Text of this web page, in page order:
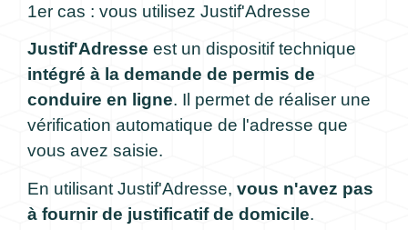
1er cas : vous utilisez Justif'Adresse
Justif'Adresse est un dispositif technique
intégré à la demande de permis de
conduire en ligne. Il permet de réaliser une
vérification automatique de l'adresse que
vous avez saisie.
En utilisant Justif'Adresse, vous n'avez pas
à fournir de justificatif de domicile.